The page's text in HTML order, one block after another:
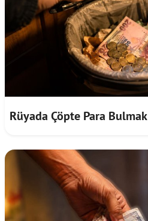
Rüyada Çöpte Para Bulmak